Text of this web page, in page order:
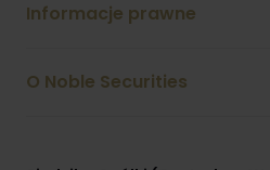
Informacje prawne
O Noble Securities